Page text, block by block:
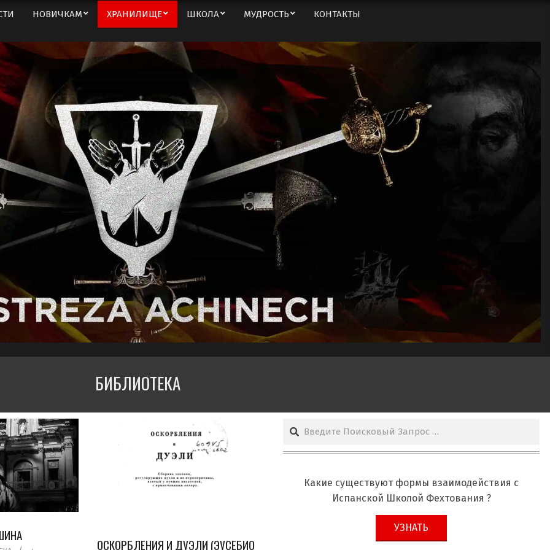
Вторичное
навигации
НОВИЧКАМ ХРАНИЛИЩЕ ШКОЛА МУДРОСТЬ КОНТАКТЫ
БИБЛИОТЕКА
ОСКОРБЛЕНИЯ И ДУЭЛИ (ЭУСЕБИО
Поиск
Какие существуют формы взаимодействия с
Испанской Школой Фехтования ?
УЗНАТЬ